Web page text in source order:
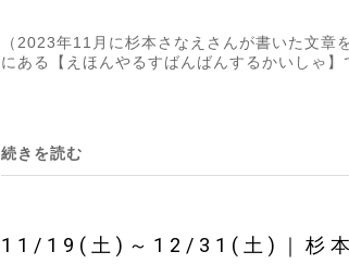
（2023年11月に杉本さなえさんが書いた文
にある【えほんやるすばんばんするかいしゃ
続きを読む
11/19(土)～12/31(土)｜杉